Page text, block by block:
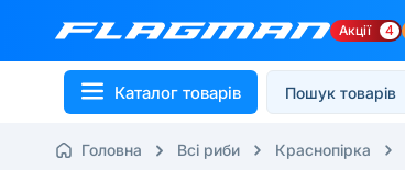
Акції 4
Каталог товарів
Головна Всі риби Краснопірка